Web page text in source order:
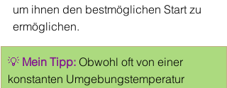
um ihnen den bestmöglichen Start zu
ermöglichen.
💡 Mein Tipp: Obwohl oft von einer
konstanten Umgebungstemperatur